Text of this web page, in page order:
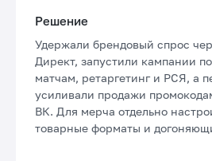
Решение
Удержали брендовый спрос
Директ, запустили кампании
матчам, ретаргетинг и РСЯ, а
усиливали продажи
ВК. Для мерча отдельно
товарные форматы и